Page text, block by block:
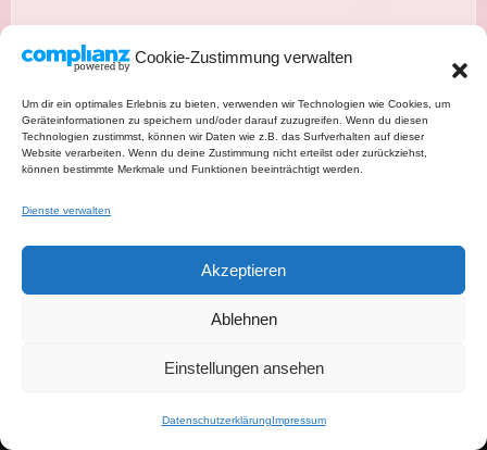
Cookie-Zustimmung verwalten
Um dir ein optimales Erlebnis zu bieten, verwenden wir Technologien wie Cookies, um
Geräteinformationen zu speichern und/oder darauf zuzugreifen. Wenn du diesen
Technologien zustimmst, können wir Daten wie z.B. das Surfverhalten auf dieser
Website verarbeiten. Wenn du deine Zustimmung nicht erteilst oder zurückziehst,
können bestimmte Merkmale und Funktionen beeinträchtigt werden.
Dienste verwalten
Akzeptieren
Ablehnen
Einstellungen ansehen
DatenschutzerklärungImpressum
Salatschwester-Newsletter